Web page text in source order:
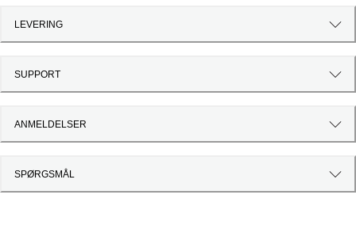
LEVERING
SUPPORT
ANMELDELSER
SPØRGSMÅL